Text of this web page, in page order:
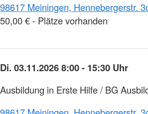
98617 Meiningen, Hennebergerstr.
50,00 € - Plätze vorhanden
Di. 03.11.2026 8:00 - 15:30 Uhr
Ausbildung in Erste Hilfe / BG